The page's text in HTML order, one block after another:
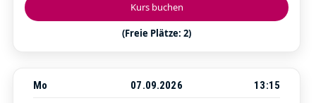
Kurs buchen
(Freie Plätze: 2)
Mo 07.09.2026
13:15